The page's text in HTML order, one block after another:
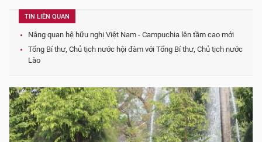
TIN LIÊN QUAN
Nâng quan hệ hữu nghị Việt Nam - Campuchia lên tầm cao mới
Tổng Bí thư, Chủ tịch nước hội đàm với Tổng Bí thư, Chủ tịch nước
Lào